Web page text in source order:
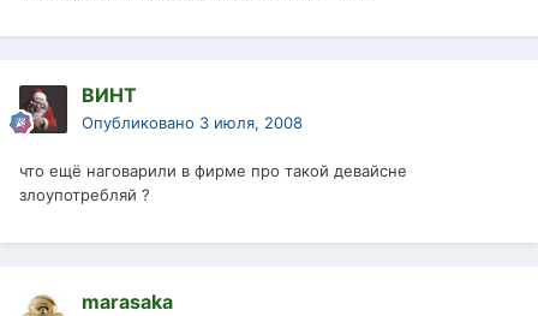
ВИНТ
Опубликовано 3 июля, 2008
что ещё наговарили в фирме про такой девайсне
злоупотребляй ?
marasaka